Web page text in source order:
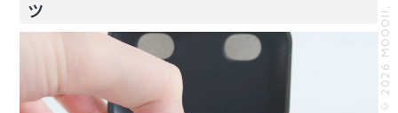
ツ
© 2026 MOOOII.